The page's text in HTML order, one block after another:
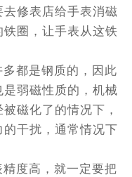
修表店给手表消磁
圈，让手表从这铁
都是钢质的，因此
弱磁性质的，机械
磁化了的情况下，
干扰，通常情况下
度高，就一定要把